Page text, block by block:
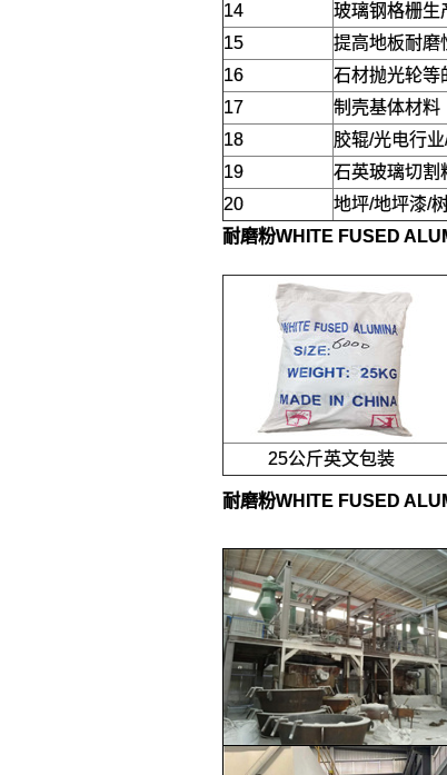
14
玻璃钢格栅生
15
提高地板耐磨
16
石材抛光轮等
17
制壳基体材料
18
胶辊/光电行
19
石英玻璃切割
20
地坪/地坪漆/
耐磨粉WHITE FUSED
25公斤英文包装
耐磨粉WHITE FUSED